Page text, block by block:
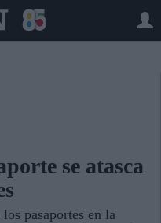
se atasca
pasaportes en la